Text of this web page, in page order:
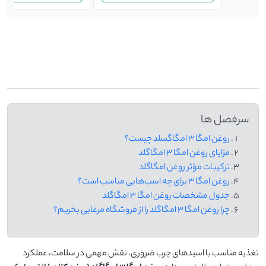
تغذیه مناسب با اسیدهای چرب ضروری، نقش مهمی در سلامت، عملکرد
سرفصل ها
روغن امگا ۳ امگاگسلد چیست؟
مزایای روغن امگا ۳ امگاگلد
ترکیبات مؤثر روغن امگاگلد
روغن امگا ۳ برای چه اسب‌هایی مناسب است؟
جدول مشخصات روغن امگا ۳ امگاگلد
چرا روغن امگا ۳ امگاگلد را از فروشگاه مرغابی بخریم؟